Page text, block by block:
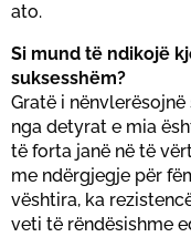
ato.
Si mund të ndikojë
suksesshëm?
Gratë i
nga detyrat e mia
të forta janë në të
me ndërgjegje për
vështira, ka
veti të rëndësishme